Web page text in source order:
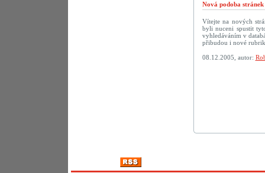
Nová podoba
Vítejte na nových
byli nuceni spustit
vyhledáváním v
přibudou i nové
08.12.2005, autor: